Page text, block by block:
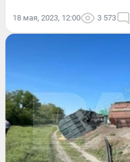
18 мая, 2023, 12:00 3 573